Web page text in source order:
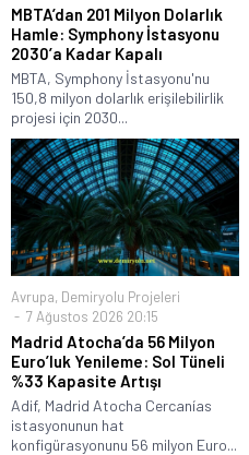
MBTA’dan 201 Milyon Dolarlık
Hamle: Symphony İstasyonu
2030’a Kadar Kapalı
MBTA, Symphony İstasyonu'nu
150,8 milyon dolarlık erişilebilirlik
projesi için 2030...
Avrupa, Demiryolu Projeleri
7 Ağustos 2026 20:15
Madrid Atocha’da 56 Milyon
Euro’luk Yenileme: Sol Tüneli
%33 Kapasite Artışı
Adif, Madrid Atocha Cercanías
istasyonunun hat
konfigürasyonunu 56 milyon Euro...